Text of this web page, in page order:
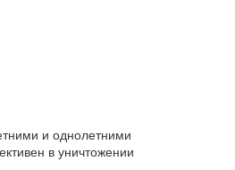
и однолетними
в уничтожении